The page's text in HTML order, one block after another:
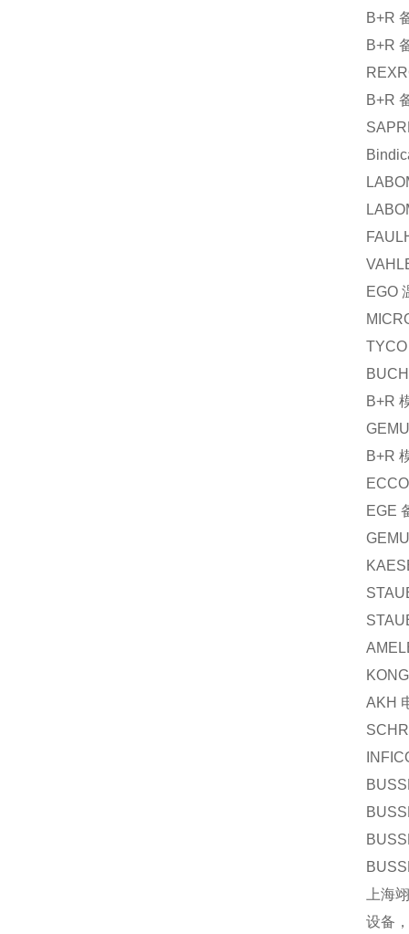
B+R
B+R
B+R
EGO
TYCO
B+R
GEMU
B+R
ECCO
EGE
GEMU
AKH
上海
设备